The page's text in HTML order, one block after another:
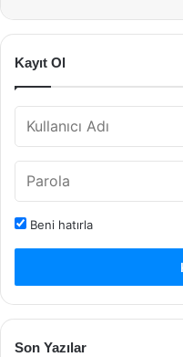
Kayıt Ol
Beni hatırla
Son Yazılar